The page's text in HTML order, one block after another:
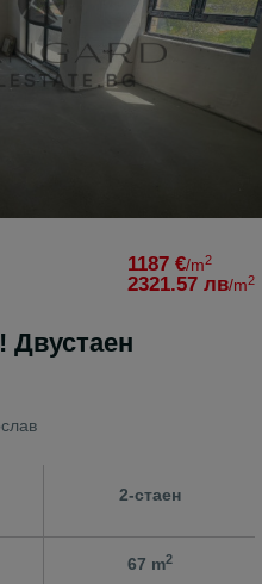
1187 €/m2
2321.57 лв/m2
2-стаен
67 m2